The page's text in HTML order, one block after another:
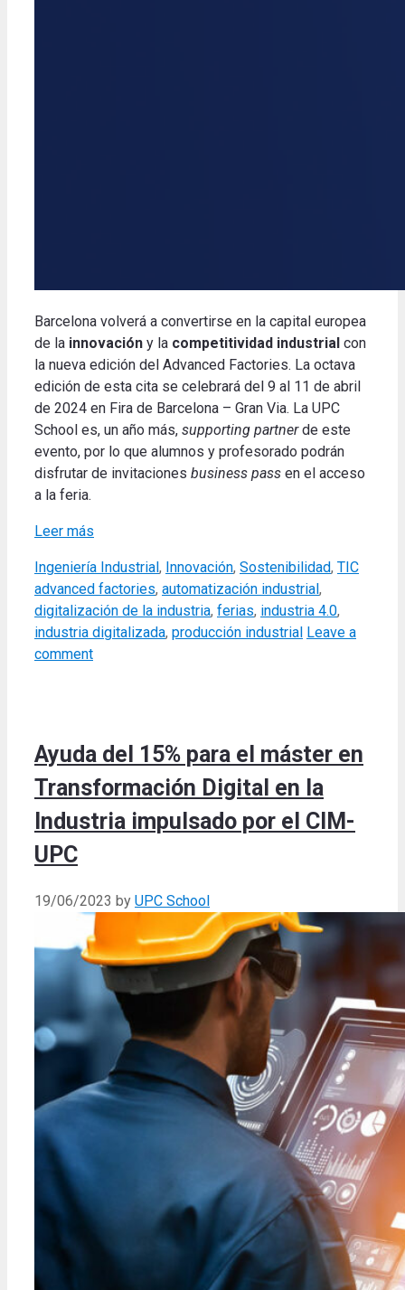
Barcelona volverá a convertirse en la capital europea
de la innovación y la competitividad industrial con
la nueva edición del Advanced Factories. La octava
edición de esta cita se celebrará del 9 al 11 de abril
de 2024 en Fira de Barcelona – Gran Via. La UPC
School es, un año más, supporting partnerde este
evento, por lo que alumnos y profesorado podrán
disfrutar de invitaciones business pass en el acceso
a la feria.
Leer más
Categories
Ingeniería Industrial, Innovación, Sostenibilidad, TICTags
advanced factories, automatización industrial,
digitalización de la industria, ferias, industria 4.0,
industria digitalizada, producción industrial Leave a
comment
Ayuda del 15% para el máster en
Transformación Digital en la
Industria impulsado por el CIM-
UPC
19/06/2023 by UPC School